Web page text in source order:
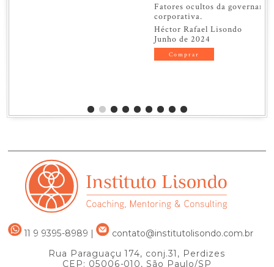
Fatores ocultos da governança
Héctor Rafael Lisondo
Junho de 2024
11 9 9395-8989 contato@institutolisondo.com.br
Rua Paraguaçu 174, conj.31, Perdizes
CEP: 05006-010, São Paulo/SP